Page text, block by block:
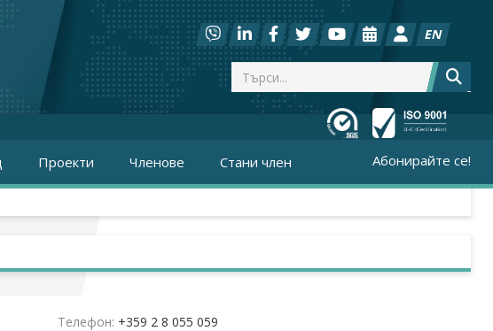
EN
Проекти Членове Стани член Абонирайте се!
Телефон: +359 2 8 055 059